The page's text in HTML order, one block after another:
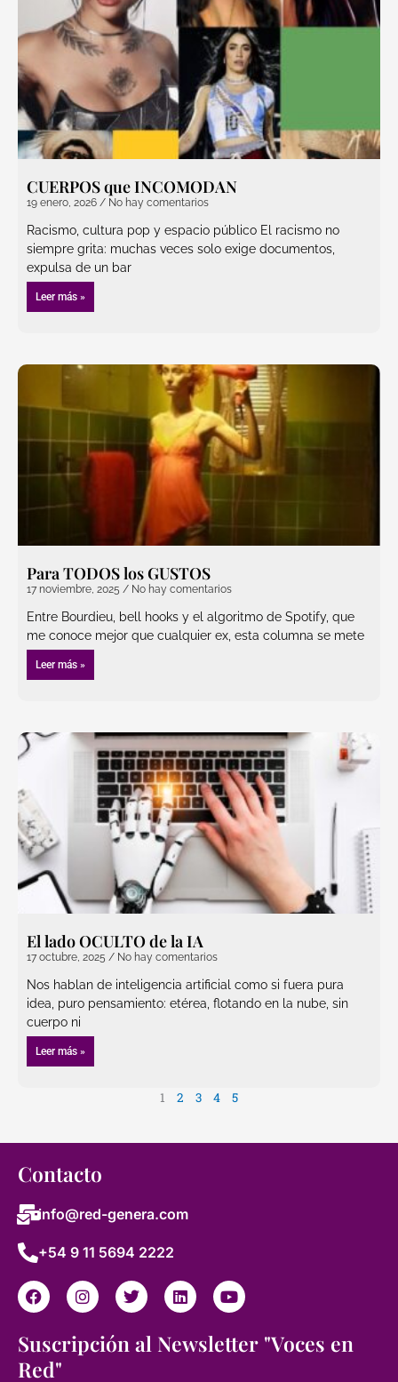
CUERPOS que INCOMODAN
19 enero, 2026 No hay comentarios
Racismo, cultura pop y espacio público El racismo no
siempre grita: muchas veces solo exige documentos,
expulsa de un bar
Leer más »
Para TODOS los GUSTOS
17 noviembre, 2025 No hay comentarios
Entre Bourdieu, bell hooks y el algoritmo de Spotify, que
me conoce mejor que cualquier ex, esta columna se mete
Leer más »
El lado OCULTO de la IA
17 octubre, 2025 No hay comentarios
Nos hablan de inteligencia artificial como si fuera pura
idea, puro pensamiento: etérea, flotando en la nube, sin
cuerpo ni
Leer más »
1 2 3 4 5
Contacto
info@red-genera.com
+54 9 11 5694 2222
F
a
b
o
I
n
a
T
w
t
L
i
e
Y
o
t
u
Suscripción al Newsletter "Voces en
Red"